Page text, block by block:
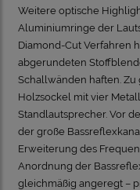
Weitere optische
Aluminiumringe der
Diamond-Cut Verfahren
abgerundeten
Schallwänden haften.
Holzsockel mit vier
Standlautsprecher. Vor
der große
Erweiterung des
Anordnung der
gleichmäßig angeregt –